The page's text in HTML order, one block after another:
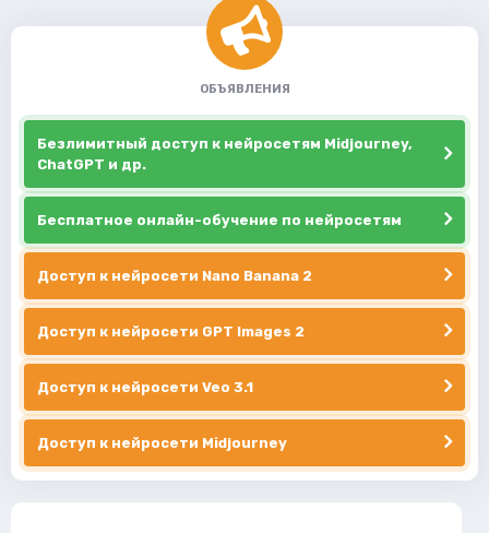
ОБЪЯВЛЕНИЯ
Безлимитный доступ к нейросетям Midjourney,
ChatGPT и др.
Бесплатное онлайн-обучение по нейросетям
Доступ к нейросети Nano Banana 2
Доступ к нейросети GPT Images 2
Доступ к нейросети Veo 3.1
Доступ к нейросети Midjourney